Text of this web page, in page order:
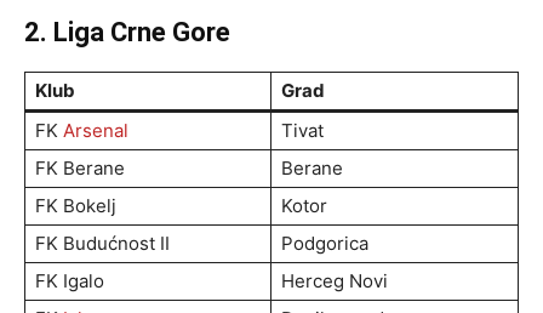
2. Liga Crne Gore
Klub
Grad
FK Arsenal
Tivat
FK Berane
Berane
FK Bokelj
Kotor
FK Budućnost II
Podgorica
FK Igalo
Herceg Novi